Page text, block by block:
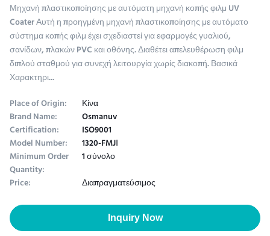
Μηχανή πλαστικοποίησης με αυτόματη μηχανή κοπής φιλμ UV
Coater Αυτή η προηγμένη μηχανή πλαστικοποίησης με αυτόματο
σύστημα κοπής φιλμ έχει σχεδιαστεί για εφαρμογές γυαλιού,
σανίδων, πλακών PVC και οθόνης. Διαθέτει απελευθέρωση φιλμ
διπλού σταθμού για συνεχή λειτουργία χωρίς διακοπή. Βασικά
Χαρακτηρι...
Place of Origin:
Κίνα
Brand Name: Osmanuv
Certification: ISO9001
Model Number: 1320-FMJⅠ
Minimum Order
Quantity:
1 σύνολο
Price:
Διαπραγματεύσιμος
Inquiry Now